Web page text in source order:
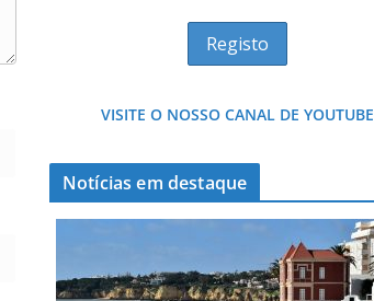
VISITE O NOSSO CANAL DE YOUTUBE
Notícias em destaque